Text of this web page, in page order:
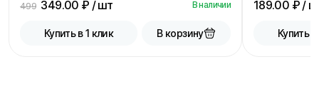
499 349.00 ₽ / шт В наличии
Купить в 1 клик В корзину
189.00 ₽ /
Купить в